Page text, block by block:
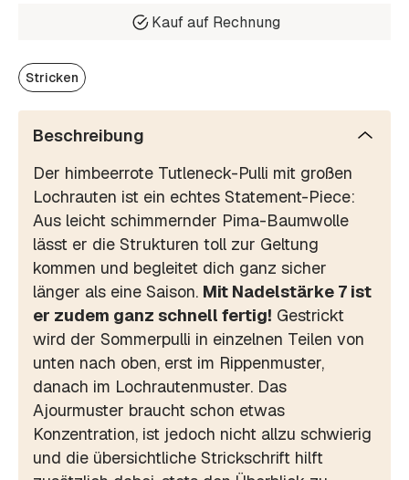
Kauf auf Rechnung
Stricken
Beschreibung
Der himbeerrote Tutleneck-Pulli mit großen
Lochrauten ist ein echtes Statement-Piece:
Aus leicht schimmernder Pima-Baumwolle
lässt er die Strukturen toll zur Geltung
kommen und begleitet dich ganz sicher
länger als eine Saison. Mit Nadelstärke 7 ist
er zudem ganz schnell fertig! Gestrickt
wird der Sommerpulli in einzelnen Teilen von
unten nach oben, erst im Rippenmuster,
danach im Lochrautenmuster. Das
Ajourmuster braucht schon etwas
Konzentration, ist jedoch nicht allzu schwierig
und die übersichtliche Strickschrift hilft